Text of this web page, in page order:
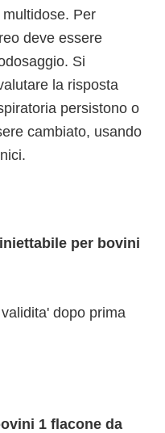
Per
deve essere
Si
la risposta
persistono o
cambiato, usando
per bovini
dopo prima
1 flacone da